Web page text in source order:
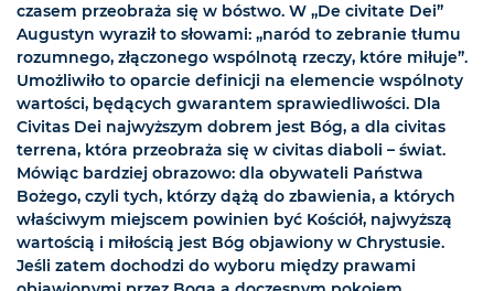
czasem przeobraża się w bóstwo. W „De civitate Dei”
Augustyn wyraził to słowami: „naród to zebranie tłumu
rozumnego, złączonego wspólnotą rzeczy, które miłuje”.
Umożliwiło to oparcie definicji na elemencie wspólnoty
wartości, będących gwarantem sprawiedliwości. Dla
Civitas Dei najwyższym dobrem jest Bóg, a dla civitas
terrena, która przeobraża się w civitas diaboli – świat.
Mówiąc bardziej obrazowo: dla obywateli Państwa
Bożego, czyli tych, którzy dążą do zbawienia, a których
właściwym miejscem powinien być Kościół, najwyższą
wartością i miłością jest Bóg objawiony w Chrystusie.
Jeśli zatem dochodzi do wyboru między prawami